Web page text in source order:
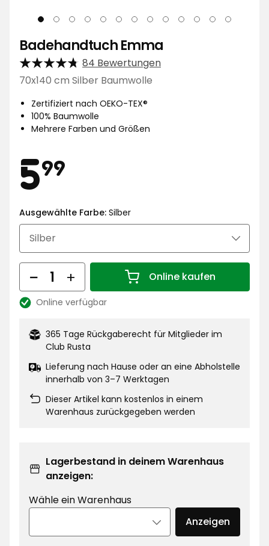
Badehandtuch Emma
84 Bewertungen
70x140 cm Silber Baumwolle
Zertifiziert nach OEKO-TEX®
100% Baumwolle
Mehrere Farben und Größen
Preis
599
€
Ausgewählte Farbe: Silber
Menge Online kaufen
Menge 1
Lagerbestand:
Online verfügbar
365 Tage Rückgaberecht für Mitglieder im
Club Rusta
Lieferung nach Hause oder an eine Abholstelle
innerhalb von 3–7 Werktagen
Dieser Artikel kann kostenlos in einem
Warenhaus zurückgegeben werden
Lagerbestand in deinem Warenhaus
anzeigen:
Wähle ein Warenhaus
Anzeigen